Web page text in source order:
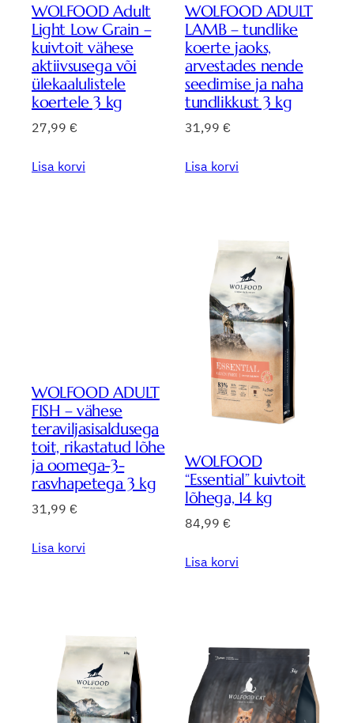
WOLFOOD Adult
Light Low Grain –
kuivtoit vähese
aktiivsusega või
ülekaalulistele
koertele 3 kg
27,99 €
Lisa korvi
WOLFOOD ADULT
LAMB – tundlike
koerte jaoks,
arvestades nende
seedimise ja naha
tundlikkust 3 kg
31,99 €
Lisa korvi
WOLFOOD ADULT
FISH – vähese
teraviljasisaldusega
toit, rikastatud lõhe
ja oomega-3-
rasvhapetega 3 kg
31,99 €
Lisa korvi
WOLFOOD
“Essential” kuivtoit
lõhega, 14 kg
84,99 €
Lisa korvi